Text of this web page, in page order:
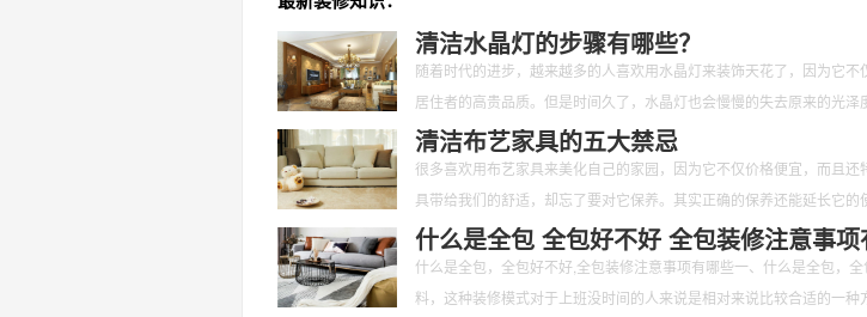
清洁水晶灯的步骤有哪些？
随着时代的进步，越来越多的人喜欢用水晶灯来装饰天花了，因为它
居住者的高贵品质。但是时间久了，水晶灯也会慢慢的失去原来的光泽
们应该对其定期的清洁。那么如何清洁水晶灯呢？又有哪些步骤呢？下
清洁布艺家具的五大禁忌
很多喜欢用布艺家具来美化自己的家园，因为它不仅价格便宜，而且
具带给我们的舒适，却忘了要对它保养。其实正确的保养还能延长它的
呢？又有哪些是要禁忌的呢？下面跟随小编一起来看一看吧。
什么是全包 全包好不好 全包装修注意事
什么是全包，全包好不好,全包装修注意事项有哪些一、什么是全包，
料，这种装修模式对于上班没时间的人来说是相对来说比较合适的一种